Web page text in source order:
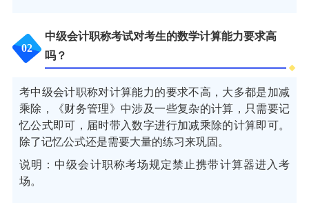
02
中级会计职称考试对考生的数学计算能力要求高
吗？
考中级会计职称对计算能力的要求不高，大多都是加减
乘除，《财务管理》中涉及一些复杂的计算，只需要记
忆公式即可，届时带入数字进行加减乘除的计算即可。
除了记忆公式还是需要大量的练习来巩固。
说明：中级会计职称考场规定禁止携带计算器进入考
场。